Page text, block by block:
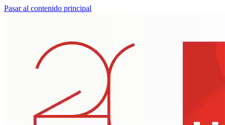
Pasar al contenido principal